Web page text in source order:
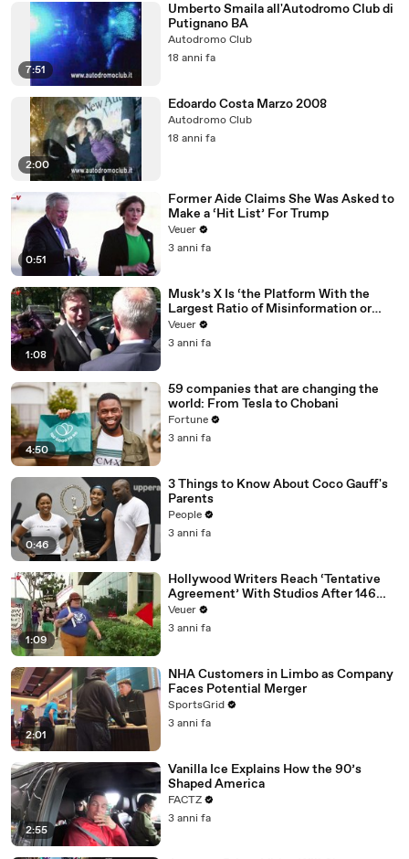
7:51
Umberto Smaila all'Autodromo Club di
Putignano BA
Autodromo Club
18 anni fa
2:00
Edoardo Costa Marzo 2008
Autodromo Club
18 anni fa
0:51
Former Aide Claims She Was Asked to
Make a ‘Hit List’ For Trump
Veuer
3 anni fa
1:08
Musk’s X Is ‘the Platform With the
Largest Ratio of Misinformation or
Disinformation’ Amongst All Social
Media Platforms
Veuer
3 anni fa
4:50
59 companies that are changing the
world: From Tesla to Chobani
Fortune
3 anni fa
0:46
3 Things to Know About Coco Gauff's
Parents
People
3 anni fa
1:09
Hollywood Writers Reach ‘Tentative
Agreement’ With Studios After 146
Day Strike
Veuer
3 anni fa
2:01
NHA Customers in Limbo as Company
Faces Potential Merger
SportsGrid
3 anni fa
2:55
Vanilla Ice Explains How the 90’s
Shaped America
FACTZ
3 anni fa